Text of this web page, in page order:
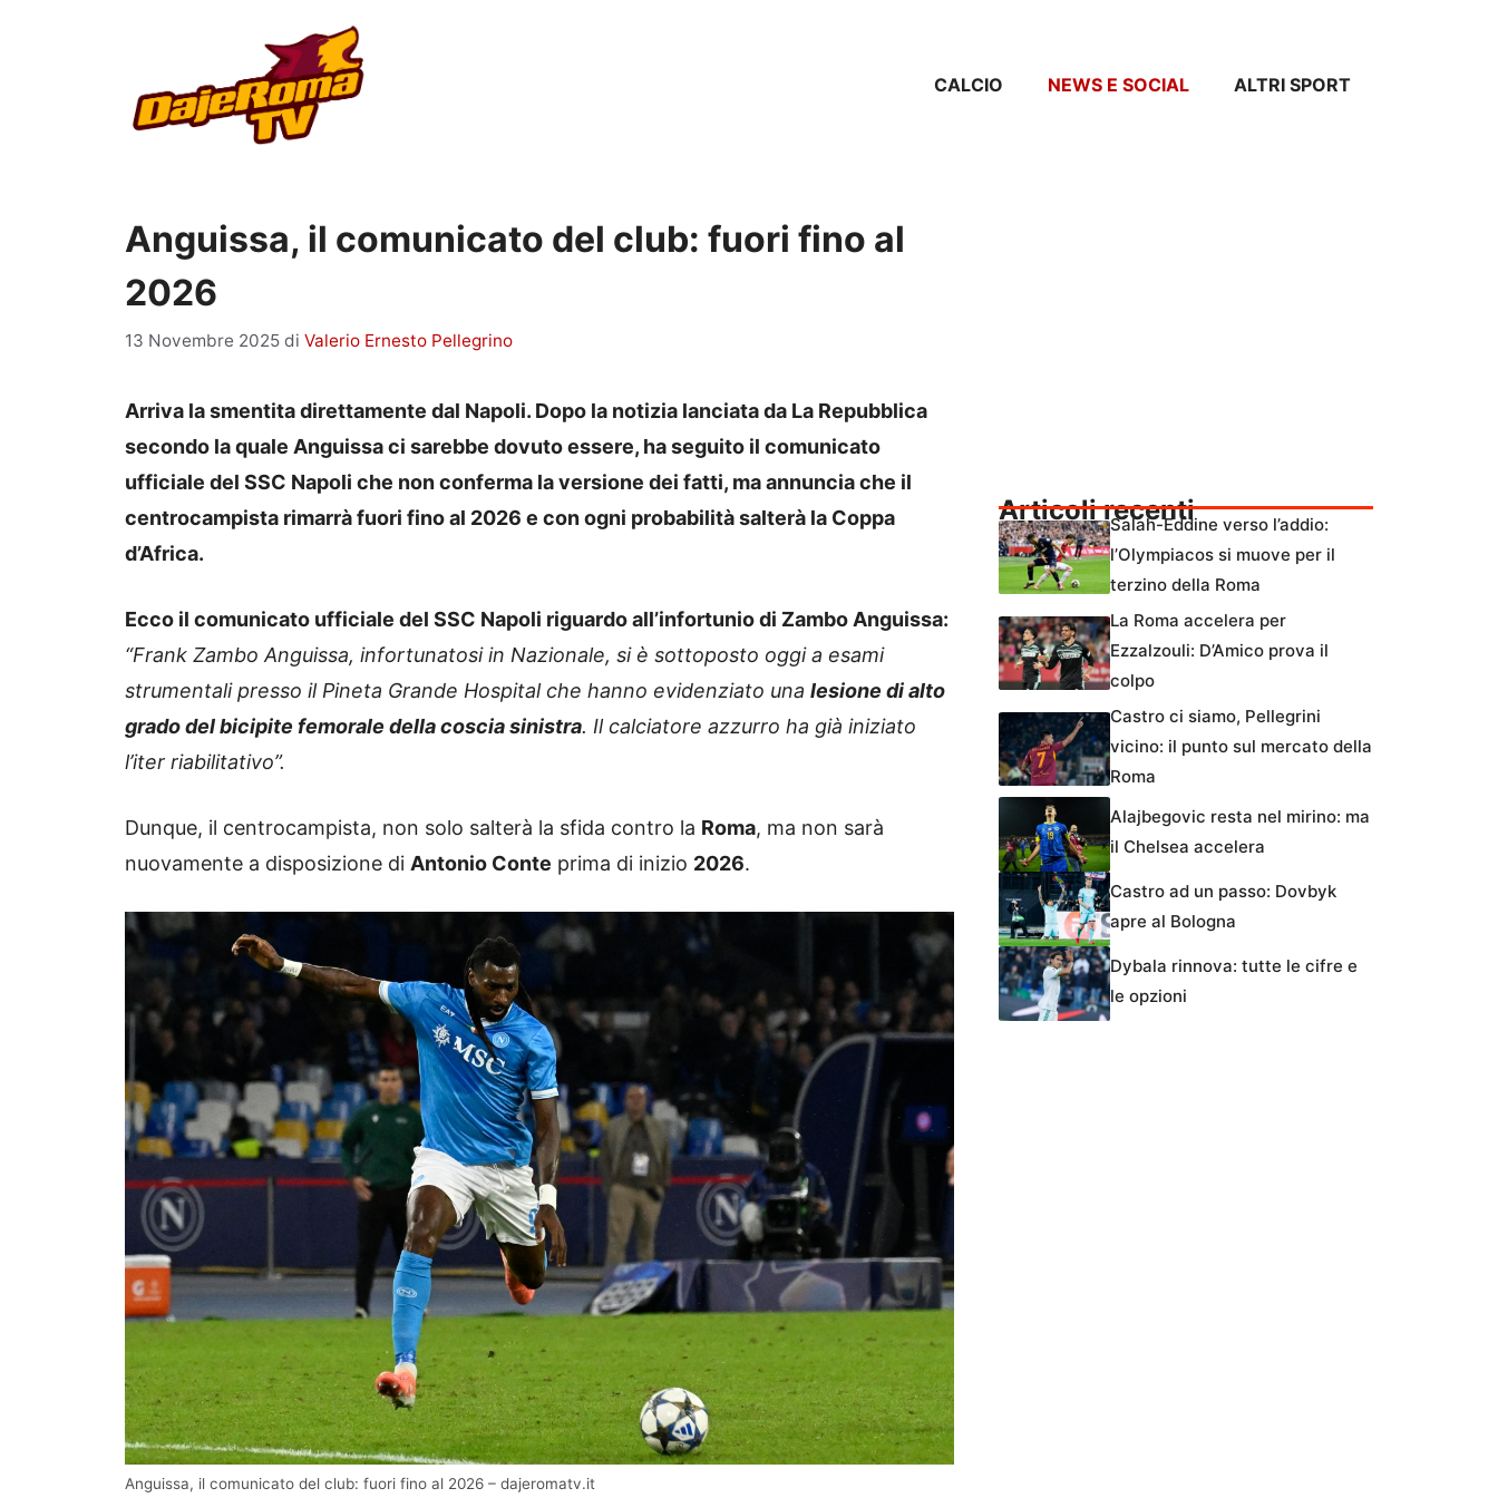
CALCIO NEWS E SOCIAL ALTRI SPORT
Anguissa, il comunicato del club: fuori fino al
2026
13 Novembre 2025 di Valerio Ernesto Pellegrino
Arriva la smentita direttamente dal Napoli. Dopo la notizia lanciata da La Repubblica
secondo la quale Anguissa ci sarebbe dovuto essere, ha seguito il comunicato
ufficiale del SSC Napoli che non conferma la versione dei fatti, ma annuncia che il
centrocampista rimarrà fuori fino al 2026 e con ogni probabilità salterà la Coppa
d’Africa.
Ecco il comunicato ufficiale del SSC Napoli riguardo all’infortunio di Zambo Anguissa:
“Frank Zambo Anguissa, infortunatosi in Nazionale, si è sottoposto oggi a esami
strumentali presso il Pineta Grande Hospital che hanno evidenziato una lesione di alto
grado del bicipite femorale della coscia sinistra. Il calciatore azzurro ha già iniziato
l’iter riabilitativo”.
Dunque, il centrocampista, non solo salterà la sfida contro la Roma, ma non sarà
nuovamente a disposizione di Antonio Conte prima di inizio 2026.
Anguissa, il comunicato del club: fuori fino al 2026 – dajeromatv.it
Articoli recentiSalah-Eddine verso l’addio:
l’Olympiacos si muove per il
terzino della Roma
La Roma accelera per
Ezzalzouli: D’Amico prova il
colpo
Castro ci siamo, Pellegrini
vicino: il punto sul mercato della
Roma
Alajbegovic resta nel mirino: ma
il Chelsea accelera
Castro ad un passo: Dovbyk
apre al Bologna
Dybala rinnova: tutte le cifre e
le opzioni